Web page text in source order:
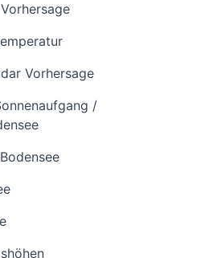
Vorhersage
/
Pegel & Wasserstand
Live-Daten
Wassertemperatur
(Friedrichshafen)